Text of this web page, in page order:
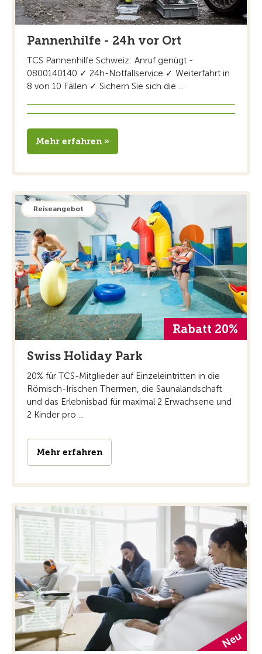
Pannenhilfe - 24h vor Ort
TCS Pannenhilfe Schweiz: Anruf genügt -
0800140140 ✓ 24h-Notfallservice ✓ Weiterfahrt in
8 von 10 Fällen ✓ Sichern Sie sich die ...
Mehr erfahren »
Reiseangebot
Rabatt 20%
Swiss Holiday Park
20% für TCS-Mitglieder auf Einzeleintritten in die
Römisch-Irischen Thermen, die Saunalandschaft
und das Erlebnisbad für maximal 2 Erwachsene und
2 Kinder pro ...
Mehr erfahren